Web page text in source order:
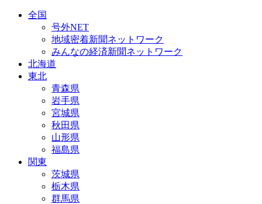
全国
号外NET
地域密着新聞ネットワーク
みんなの経済新聞ネットワーク
北海道
東北
青森県
岩手県
宮城県
秋田県
山形県
福島県
関東
茨城県
栃木県
群馬県